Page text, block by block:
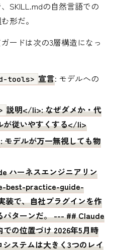
SKILL.mdの自然言語での
形だ。
ードは次の3層構造になっ
tools> 宣言: モデルへの
説明</li>: なぜダメか・代
が従いやすくする</li>
: モデルが万一無視しても物
ハーネスエンジニアリン
best-practice-guide-
装で、自社プラグインを作
パターンだ。 --- ## Claude
の位置づけ 2026年5月時
ステムは大きく3つのレイ